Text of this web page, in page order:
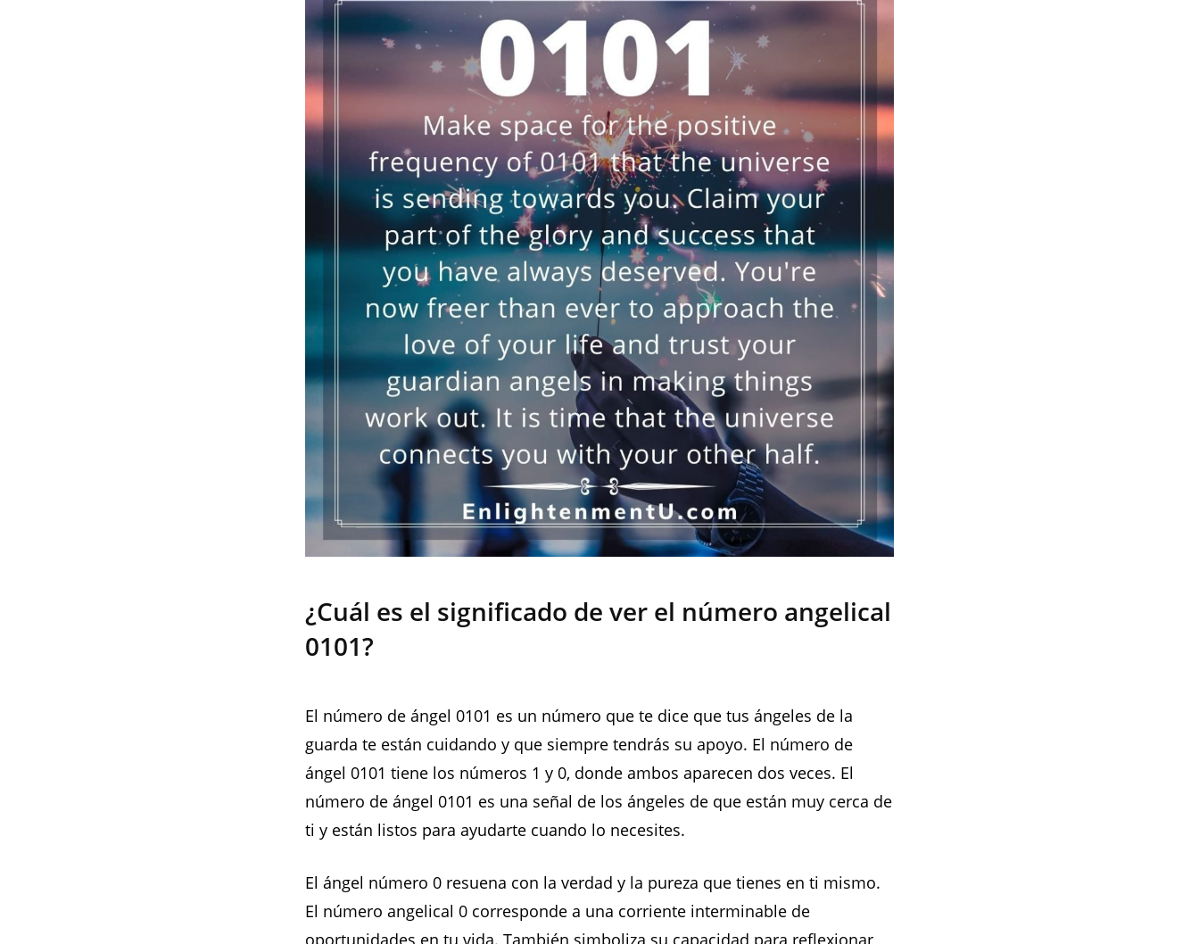
¿Cuál es el significado de ver el número angelical
0101?
El número de ángel 0101 es un número que te dice que tus ángeles de la
guarda te están cuidando y que siempre tendrás su apoyo. El número de
ángel 0101 tiene los números 1 y 0, donde ambos aparecen dos veces. El
número de ángel 0101 es una señal de los ángeles de que están muy cerca de
ti y están listos para ayudarte cuando lo necesites.
El ángel número 0 resuena con la verdad y la pureza que tienes en ti mismo.
El número angelical 0 corresponde a una corriente interminable de
oportunidades en tu vida. También simboliza su capacidad para reflexionar